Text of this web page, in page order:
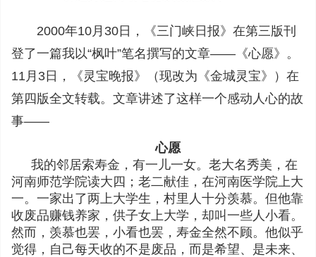
2000年10月30日，《三门峡日报》在第三版刊
登了一篇我以“枫叶”笔名撰写的文章——《心愿》。
11月3日，《灵宝晚报》（现改为《金城灵宝》）在
第四版全文转载。文章讲述了这样一个感动人心的故
事——
心愿
我的邻居索寿金，有一儿一女。老大名秀美，在
河南师范学院读大四；老二献佳，在河南医学院上大
一。一家出了两上大学生，村里人十分羡慕。但他靠
收废品赚钱养家，供子女上大学，却叫一些人小看。
然而，羡慕也罢，小看也罢，寿金全然不顾。他似乎
觉得，自己每天收的不是废品，而是希望、是未来、